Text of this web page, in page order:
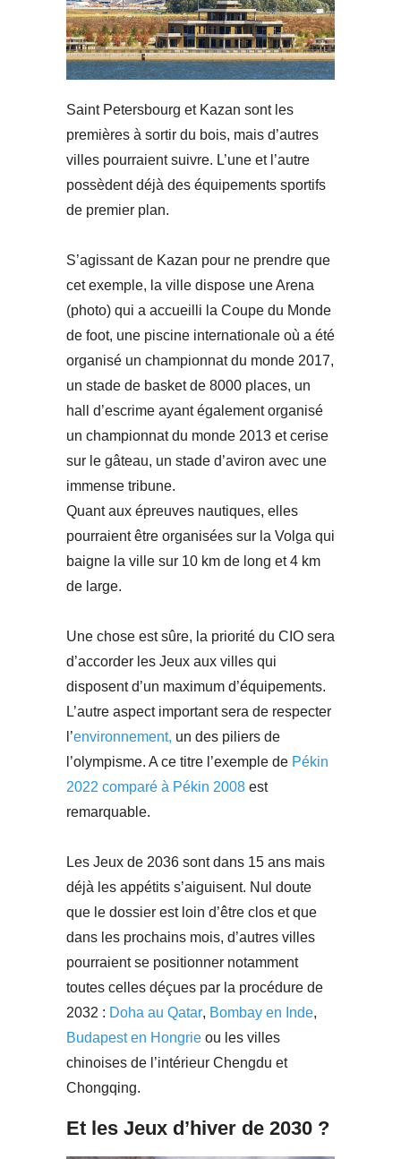
Saint Petersbourg et Kazan sont les
premières à sortir du bois, mais d’autres
villes pourraient suivre. L’une et l’autre
possèdent déjà des équipements sportifs
de premier plan.
S’agissant de Kazan pour ne prendre que
cet exemple, la ville dispose une Arena
(photo) qui a accueilli la Coupe du Monde
de foot, une piscine internationale où a été
organisé un championnat du monde 2017,
un stade de basket de 8000 places, un
hall d’escrime ayant également organisé
un championnat du monde 2013 et cerise
sur le gâteau, un stade d’aviron avec une
immense tribune.
Quant aux épreuves nautiques, elles
pourraient être organisées sur la Volga qui
baigne la ville sur 10 km de long et 4 km
de large.
Une chose est sûre, la priorité du CIO sera
d’accorder les Jeux aux villes qui
disposent d’un maximum d’équipements.
L’autre aspect important sera de respecter
l’environnement, un des piliers de
l’olympisme. A ce titre l’exemple de Pékin
2022 comparé à Pékin 2008 est
remarquable.
Les Jeux de 2036 sont dans 15 ans mais
déjà les appétits s’aiguisent. Nul doute
que le dossier est loin d’être clos et que
dans les prochains mois, d’autres villes
pourraient se positionner notamment
toutes celles déçues par la procédure de
2032 : Doha au Qatar, Bombay en Inde,
Budapest en Hongrie ou les villes
chinoises de l’intérieur Chengdu et
Chongqing.
Et les Jeux d’hiver de 2030 ?